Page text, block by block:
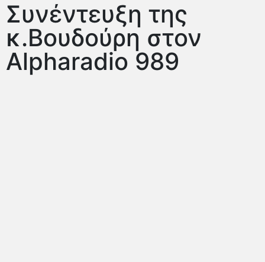
Συνέντευξη της
κ.Βουδούρη στον
Alpharadio 989